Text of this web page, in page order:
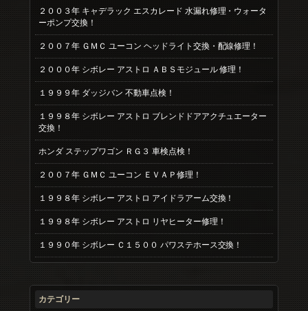
２００３年 キャデラック エスカレード 水漏れ修理・ウォータ
ーポンプ交換！
２００７年 ＧＭＣ ユーコン ヘッドライト交換・配線修理！
２０００年 シボレー アストロ ＡＢＳモジュール 修理！
１９９９年 ダッジバン 不動車点検！
１９９８年 シボレー アストロ ブレンドドアアクチュエーター
交換！
ホンダ ステップワゴン ＲＧ３ 車検点検！
２００７年 ＧＭＣ ユーコン ＥＶＡＰ修理！
１９９８年 シボレー アストロ アイドラアーム交換！
１９９８年 シボレー アストロ リヤヒーター修理！
１９９０年 シボレー Ｃ１５００ パワステホース交換！
カテゴリー